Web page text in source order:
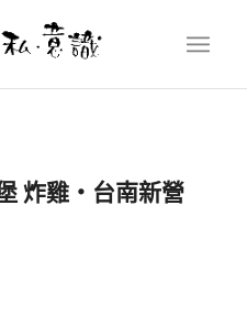
炸雞‧台南新營